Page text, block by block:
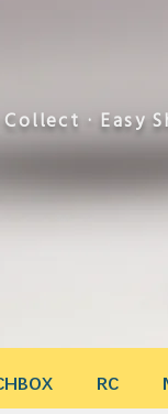
Collect · Easy
RC